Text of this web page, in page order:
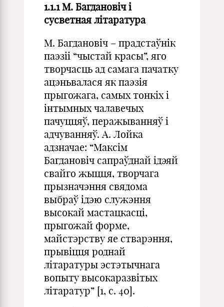
1.1.1 М. Багдановіч і
сусветная літаратура
М. Багдановіч – прадстаўнік
паэзіі “чыстай красы”, яго
творчасць ад самага пачатку
ацэньвалася як паэзія
прыгожага, самых тонкіх і
інтымных чалавечых
пачуццяў, перажыванняў і
адчуванняў. А. Лойка
адзначае: “Максім
Багдановіч сапраўднай ідэяй
свайго жыцця, творчага
прызначэння свядома
выбраў ідэю служэння
высокай мастацкасці,
прыгожай форме,
майстэрству яе стварэння,
прывіцця роднай
літаратуры эстэтычнага
вопыту высокаразвітых
літаратур” [1, с. 40].